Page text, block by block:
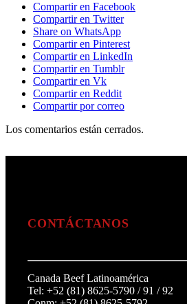
Compartir en Facebook
Compartir en Twitter
Share on WhatsApp
Compartir en Pinterest
Compartir en LinkedIn
Compartir en Tumblr
Compartir en Vk
Compartir en Reddit
Compartir por correo
Los comentarios están cerrados.
CONTÁCTANOS
Canada Beef Latinoamérica
Tel: +52 (81) 8625-5790 / 91 / 92